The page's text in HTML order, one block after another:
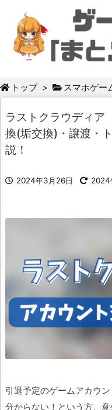
トップ > スマホゲー
ラストクラウディア
換(垢交換)・譲渡・
説！
2024年3月26日 2024
引退予定のゲームアカウ
分からない！という方、